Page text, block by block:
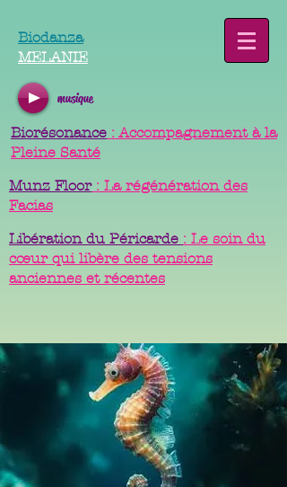
Biodanza
MELANIE
musique
Biorésonance : Accompagnement à la
Pleine Santé
Munz Floor: La régénération des
Facias
Libération du Péricarde : Le soin du
cœur qui libère des tensions
anciennes et récentes